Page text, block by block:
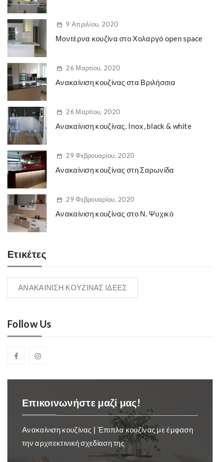
9 Απριλίου, 2020
Μοντέρνα κουζίνα στο Χολαργό open space
26 Μαρτίου, 2020
Ανακαίνιση κουζίνας στα Βριλήσσια
26 Μαρτίου, 2020
Ανακαίνιση κουζίνας. Inox, black & white
29 Φεβρουαρίου, 2020
Ανακαίνιση κουζίνας στη Σαρωνίδα
29 Φεβρουαρίου, 2020
Ανακαίνιση κουζίνας στο Ν. Ψυχικό
Ετικέτες
ΑΝΑΚΑΙΝΙΣΗ ΚΟΥΖΙΝΑΣ ΙΔΕΕΣ
Follow Us
Επικοινωνήστε μαζί μας!
Ανακαίνιση κουζίνας | Έπιπλα κουζίνας με έμφαση
την αρχιτεκτινική σχεδίαση της